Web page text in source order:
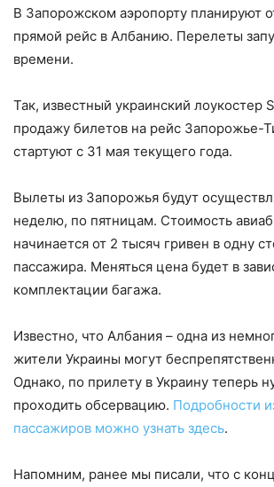
В Запорожском аэропорту планируют
прямой рейс в Албанию. Перелеты
времени.
Так, известный украинский лоукостер
продажу билетов на рейс Запорожье-
стартуют с 31 мая текущего года.
Вылеты из Запорожья будут
неделю, по пятницам. Стоимость
начинается от 2 тысяч гривен в одну
пассажира. Меняться цена будет в
комплектации багажа.
Известно, что Албания – одна из
жители Украины могут
Однако, по прилету в Украину теперь
проходить обсервацию. Подробности
пассажиров можно узнать здесь.
Напомним, ранее мы писали, что с